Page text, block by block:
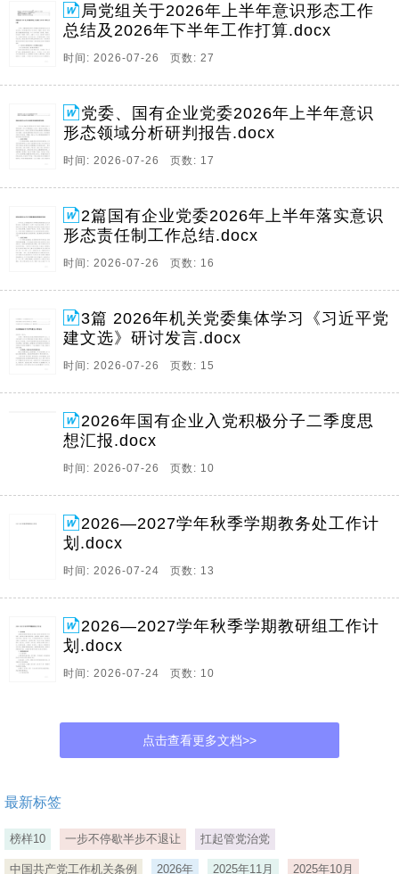
局党组关于2026年上半年意识形态工作
总结及2026年下半年工作打算.docx
时间: 2026-07-26 页数: 27
党委、国有企业党委2026年上半年意识
形态领域分析研判报告.docx
时间: 2026-07-26 页数: 17
2篇国有企业党委2026年上半年落实意识
形态责任制工作总结.docx
时间: 2026-07-26 页数: 16
3篇 2026年机关党委集体学习《习近平党
建文选》研讨发言.docx
时间: 2026-07-26 页数: 15
2026年国有企业入党积极分子二季度思
想汇报.docx
时间: 2026-07-26 页数: 10
2026—2027学年秋季学期教务处工作计
划.docx
时间: 2026-07-24 页数: 13
2026—2027学年秋季学期教研组工作计
划.docx
时间: 2026-07-24 页数: 10
点击查看更多文档>>
最新标签
榜样10 一步不停歇半步不退让 扛起管党治党
中国共产党工作机关条例 2026年 2025年11月 2025年10月